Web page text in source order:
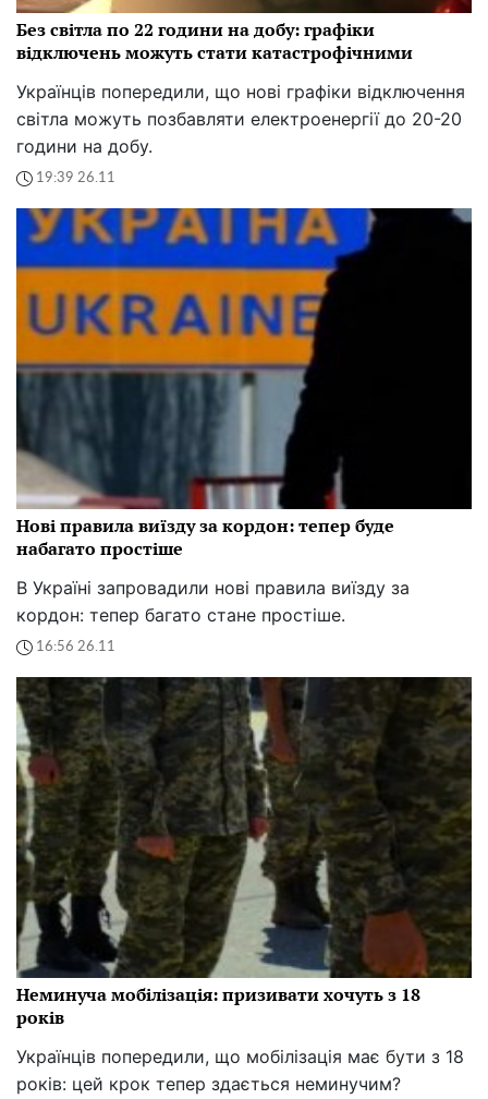
Без світла по 22 години на добу: графіки
відключень можуть стати катастрофічними
Українців попередили, що нові графіки відключення
світла можуть позбавляти електроенергії до 20-20
години на добу.
19:39 26.11
Нові правила виїзду за кордон: тепер буде
набагато простіше
В Україні запровадили нові правила виїзду за
кордон: тепер багато стане простіше.
16:56 26.11
Неминуча мобілізація: призивати хочуть з 18
років
Українців попередили, що мобілізація має бути з 18
років: цей крок тепер здається неминучим?